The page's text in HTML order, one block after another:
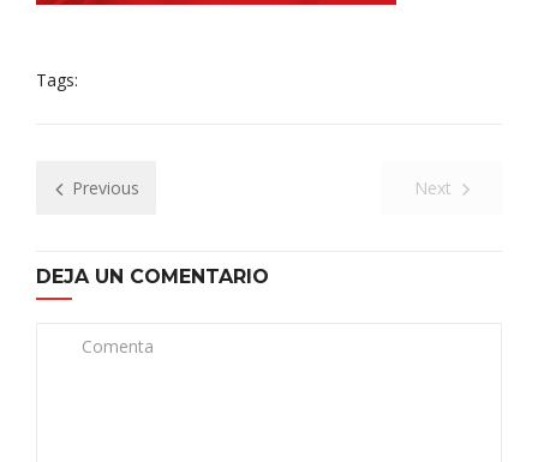
Tags:
Previous Next
DEJA UN COMENTARIO
Comenta